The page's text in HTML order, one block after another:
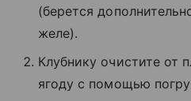
(берется
желе).
Клубнику очистите от
ягоду с помощью